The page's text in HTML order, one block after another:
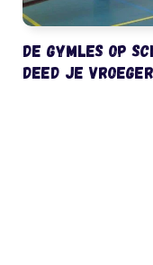
De gymles op
deed je vroeger